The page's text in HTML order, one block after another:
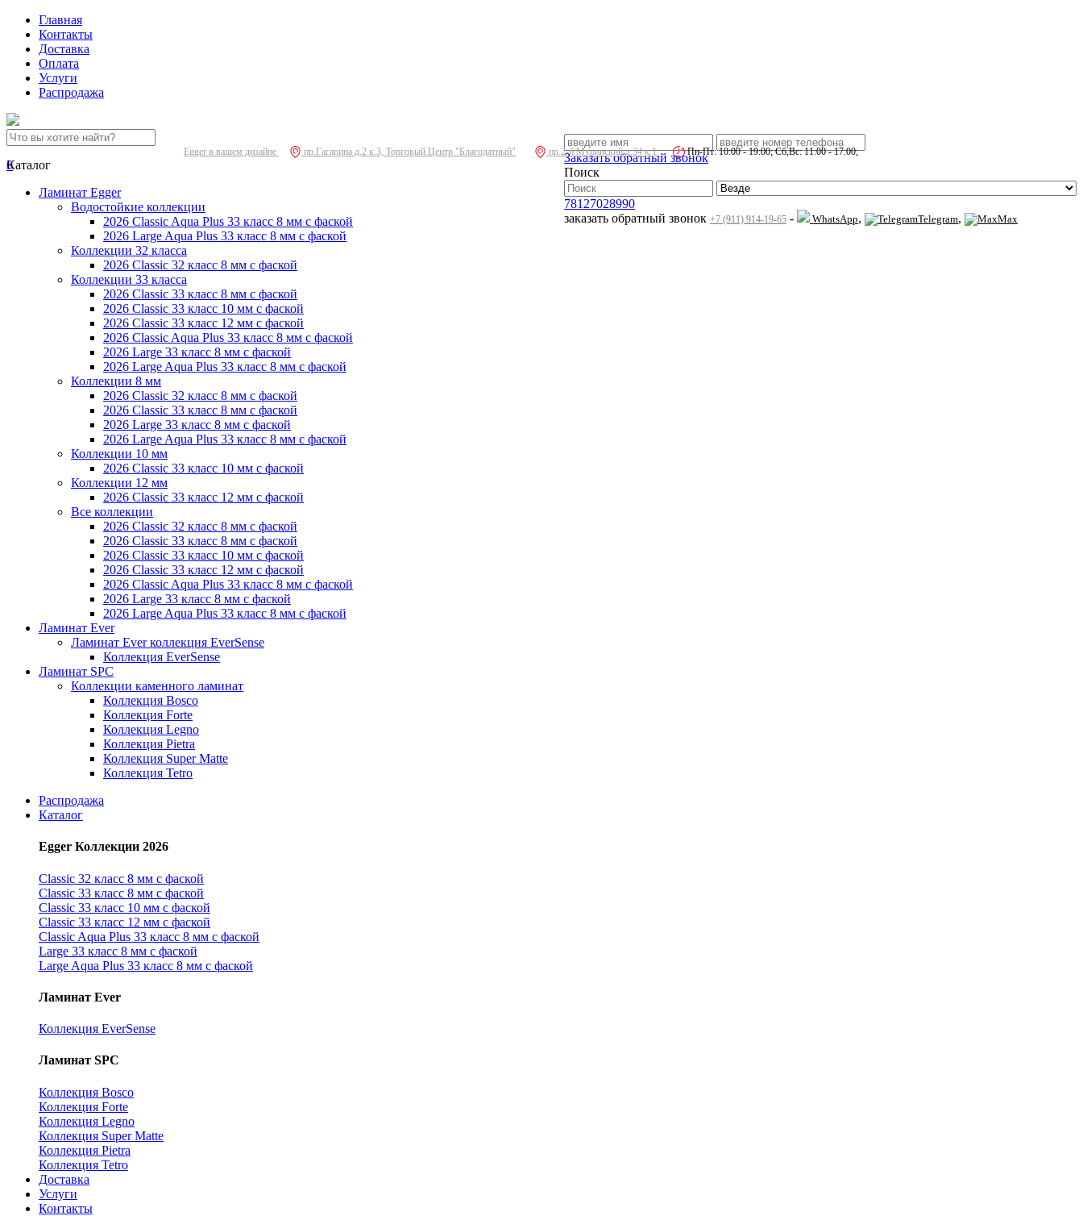
Главная
Контакты
Доставка
Оплата
Услуги
Распродажа
Egger в вашем дизайне пр.Гагарина д.2 к.3, Торговый Центр "Благодатный" пр.2-й Муринский д.34 к.1 Пн-Пт: 10:00 - 19:00; Сб,Вс: 11:00 - 17:00;
Заказать обратный звонок
Поиск
78127028990
заказать обратный звонок +7 (911) 914-19-65 - WhatsApp, Telegram, Max
0
Каталог
Ламинат Egger
Водостойкие коллекции
2026 Classic Aqua Plus 33 класс 8 мм с фаской
2026 Large Aqua Plus 33 класс 8 мм с фаской
Коллекции 32 класса
2026 Classic 32 класс 8 мм с фаской
Коллекции 33 класса
2026 Classic 33 класс 8 мм с фаской
2026 Classic 33 класс 10 мм с фаской
2026 Classic 33 класс 12 мм с фаской
2026 Classic Aqua Plus 33 класс 8 мм с фаской
2026 Large 33 класс 8 мм с фаской
2026 Large Aqua Plus 33 класс 8 мм с фаской
Коллекции 8 мм
2026 Classic 32 класс 8 мм с фаской
2026 Classic 33 класс 8 мм с фаской
2026 Large 33 класс 8 мм с фаской
2026 Large Aqua Plus 33 класс 8 мм с фаской
Коллекции 10 мм
2026 Classic 33 класс 10 мм с фаской
Коллекции 12 мм
2026 Classic 33 класс 12 мм с фаской
Все коллекции
2026 Classic 32 класс 8 мм с фаской
2026 Classic 33 класс 8 мм с фаской
2026 Classic 33 класс 10 мм с фаской
2026 Classic 33 класс 12 мм с фаской
2026 Classic Aqua Plus 33 класс 8 мм с фаской
2026 Large 33 класс 8 мм с фаской
2026 Large Aqua Plus 33 класс 8 мм с фаской
Ламинат Ever
Ламинат Ever коллекция EverSense
Коллекция EverSense
Ламинат SPC
Коллекции каменного ламинат
Коллекция Bosco
Коллекция Forte
Коллекция Legno
Коллекция Pietra
Коллекция Super Matte
Коллекция Tetro
Распродажа
Каталог
Egger Коллекции 2026
Classic 32 класс 8 мм с фаской
Classic 33 класс 8 мм с фаской
Classic 33 класс 10 мм с фаской
Classic 33 класс 12 мм с фаской
Classic Aqua Plus 33 класс 8 мм с фаской
Large 33 класс 8 мм с фаской
Large Aqua Plus 33 класс 8 мм с фаской
Ламинат Ever
Коллекция EverSense
Ламинат SPC
Коллекция Bosco
Коллекция Forte
Коллекция Legno
Коллекция Super Matte
Коллекция Pietra
Коллекция Tetro
Доставка
Услуги
Контакты